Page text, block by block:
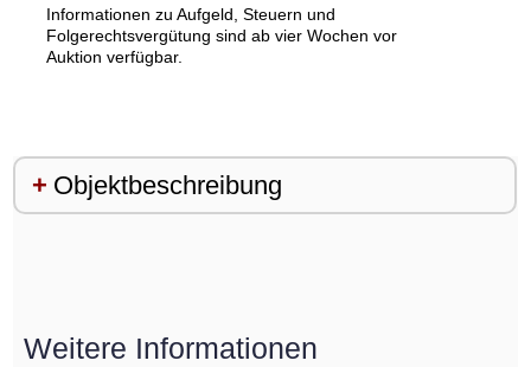
Informationen zu Aufgeld, Steuern und
Folgerechtsvergütung sind ab vier Wochen vor
Auktion verfügbar.
Objektbeschreibung
Weitere Informationen